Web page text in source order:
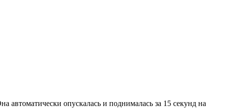
опускалась и поднималась за 15 секунд на